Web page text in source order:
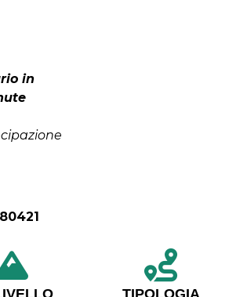
in
TIPOLOGIA